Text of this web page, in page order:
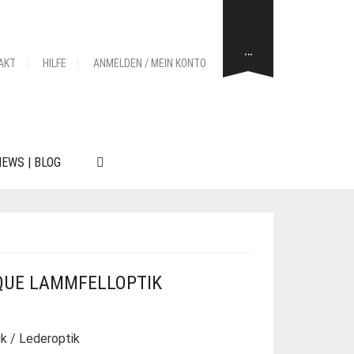
HILFE ANMELDEN / MEIN KONTO
…
| BLOG
LAMMFELLOPTIK
/ Lederoptik